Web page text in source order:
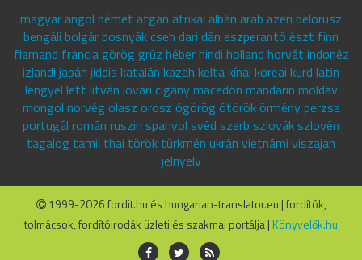
magyar angol német afgán afrikai albán arab azeri belorusz
bengáli bolgár bosnyák cseh dari dán eszperantó észt finn
flamand francia görög grúz héber hindi holland horvát indonéz
izlandi japán jiddis katalán kazah kelta kínai koreai kurd latin
lengyel lett litván lovári cigány macedón mandarin moldáv
mongol norvég olasz orosz ógörög ótörök örmény perzsa
portugál román ruszin spanyol svéd szerb szlovák szlovén
tagalog tamil thai török türkmén ukrán vietnámi viszajan
jelnyelv
1999-2026 fordit.hu és hungarian-translator.eu | fordítók,
tolmácsok, fordítóirodák üzleti és szakmai portálja | Könyvelők.hu